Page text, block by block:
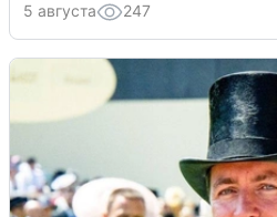
5 августа 247